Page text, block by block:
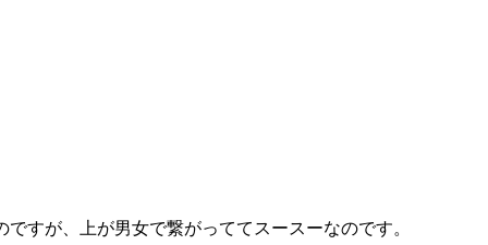
すが、上が男女で繋がっててスースーなのです。